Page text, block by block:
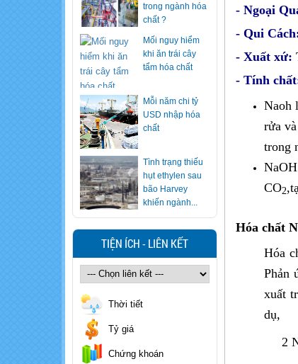
trong ngành hóa
chất ?
Mối nguy hiểm
khi ăn trái cây
tẩm hóa chất
Mỗi năm chi tỷ
USD nhập hóa
chất
Tình trạng thiếu
hụt ethylen sau
bão Harvey
khiến ngành...
nhưng bạn có
biết cách "vạch
mặt" nồi lẩu...
Xử trí nhanh khi
rượu khiến 7
TIỆN ÍCH - LIÊN KẾT
Thời tiết
Tỷ giá
Chứng khoán
- Ngoại
- Qui
- Xuất xứ:
- Tính
Naoh
rửa
trong
CO2
Hóa chất
Hóa
Phản
xuất
dụ,
2